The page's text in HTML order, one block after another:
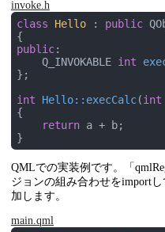
return
invoke.h
class Hello : public
public:
Q_INVOKABLE int
};
int
Hello::execCalc(int
{
return a + b;
}
QMLでの実装例です。「
ジョンの組み合わせをimport
加します。
main.qml